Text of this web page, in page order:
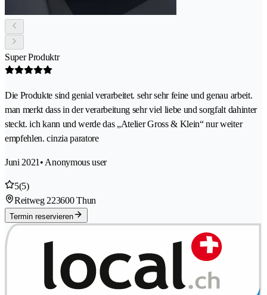
Super Produktr
Die Produkte sind genial verarbeitet. sehr sehr feine und genau arbeit.
man merkt dass in der verarbeitung sehr viel liebe und sorgfalt dahinter
steckt. ich kann und werde das „Atelier Gross & Klein“ nur weiter
empfehlen. cinzia paratore
Juni 2021 • Anonymous user
5(5)
Reitweg 223600 Thun
Termin reservieren